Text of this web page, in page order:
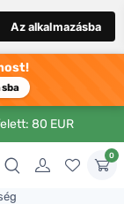
Az alkalmazásba
80 EUR
0